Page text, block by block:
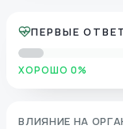
ПЕРВЫЕ
ХОРОШО 0%
ВЛИЯНИЕ НА